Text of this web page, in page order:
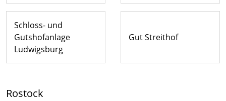
Schloss- und
Gutshofanlage
Ludwigsburg
Gut Streithof
Rostock